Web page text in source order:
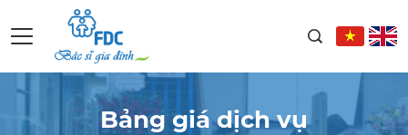
Bảng giá dịch vụ